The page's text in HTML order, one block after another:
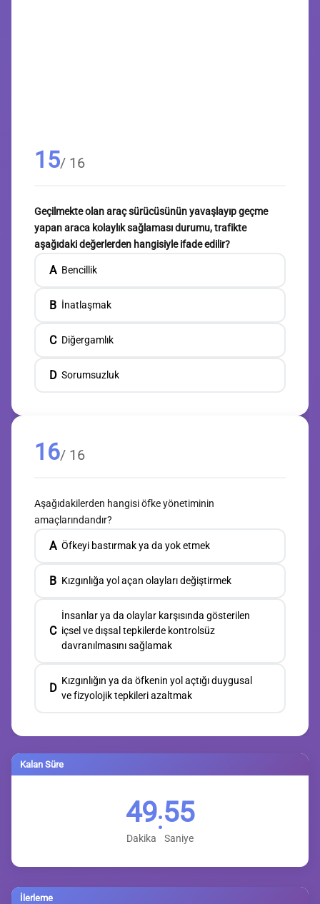
15/ 16
Geçilmekte olan araç sürücüsünün yavaşlayıp geçme
yapan araca kolaylık sağlaması durumu, trafikte
aşağıdaki değerlerden hangisiyle ifade edilir?
A Bencillik
B İnatlaşmak
C Diğergamlık
D Sorumsuzluk
16/ 16
Aşağıdakilerden hangisi öfke yönetiminin
amaçlarındandır?
A Öfkeyi bastırmak ya da yok etmek
B Kızgınlığa yol açan olayları değiştirmek
C
İnsanlar ya da olaylar karşısında gösterilen
içsel ve dışsal tepkilerde kontrolsüz
davranılmasını sağlamak
D
Kızgınlığın ya da öfkenin yol açtığı duygusal
ve fizyolojik tepkileri azaltmak
Kalan Süre
49
Dakika
:54
Saniye
İlerleme